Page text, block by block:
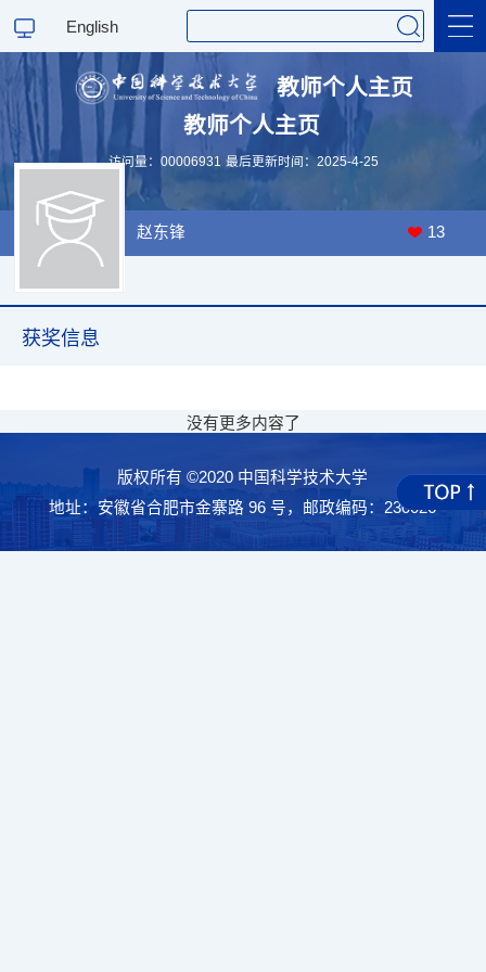
English
教师个人主页
教师个人主页
访问量： 00006931 最后更新时间： 2025-4-25
赵东锋 13
获奖信息
没有更多内容了
版权所有 ©2020 中国科学技术大学
地址：安徽省合肥市金寨路 96 号，邮政编码：230026